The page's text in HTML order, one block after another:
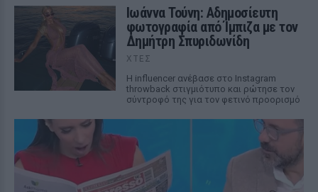
Ιωάννα Τούνη: Αδημοσίευτη
φωτογραφία από Ίμπιζα με τον
Δημήτρη Σπυριδωνίδη
ΧΤΕΣ
Η influencer ανέβασε στο Instagram
throwback στιγμιότυπο και ρώτησε τον
σύντροφό της για τον φετινό προορισμό